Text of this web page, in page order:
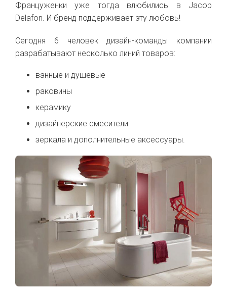
Француженки уже тогда влюбились в Jacob
Delafon. И бренд поддерживает эту любовь!
Сегодня 6 человек дизайн-команды компании
разрабатывают несколько линий товаров:
ванные и душевые
раковины
керамику
дизайнерские смесители
зеркала и дополнительные аксессуары.